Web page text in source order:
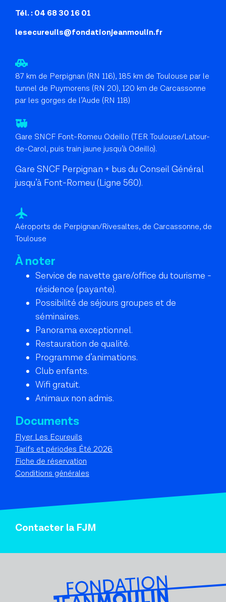
Tél. : 04 68 30 16 01
lesecureuils@fondationjeanmoulin.fr
87 km de Perpignan (RN 116), 185 km de Toulouse par le
tunnel de Puymorens (RN 20), 120 km de Carcassonne
par les gorges de l’Aude (RN 118)
Gare SNCF Font-Romeu Odeillo (TER Toulouse/Latour-
de-Carol, puis train jaune jusqu’à Odeillo).
Gare SNCF Perpignan + bus du Conseil Général
jusqu’à Font-Romeu (Ligne 560).
Aéroports de Perpignan/Rivesaltes, de Carcassonne, de
Toulouse
À noter
Service de navette gare/office du tourisme -
résidence (payante).
Possibilité de séjours groupes et de
séminaires.
Panorama exceptionnel.
Restauration de qualité.
Programme d’animations.
Club enfants.
Wifi gratuit.
Animaux non admis.
Documents
Flyer Les Ecureuils
Tarifs et périodes Été 2026
Fiche de réservation
Conditions générales
Contacter la FJM